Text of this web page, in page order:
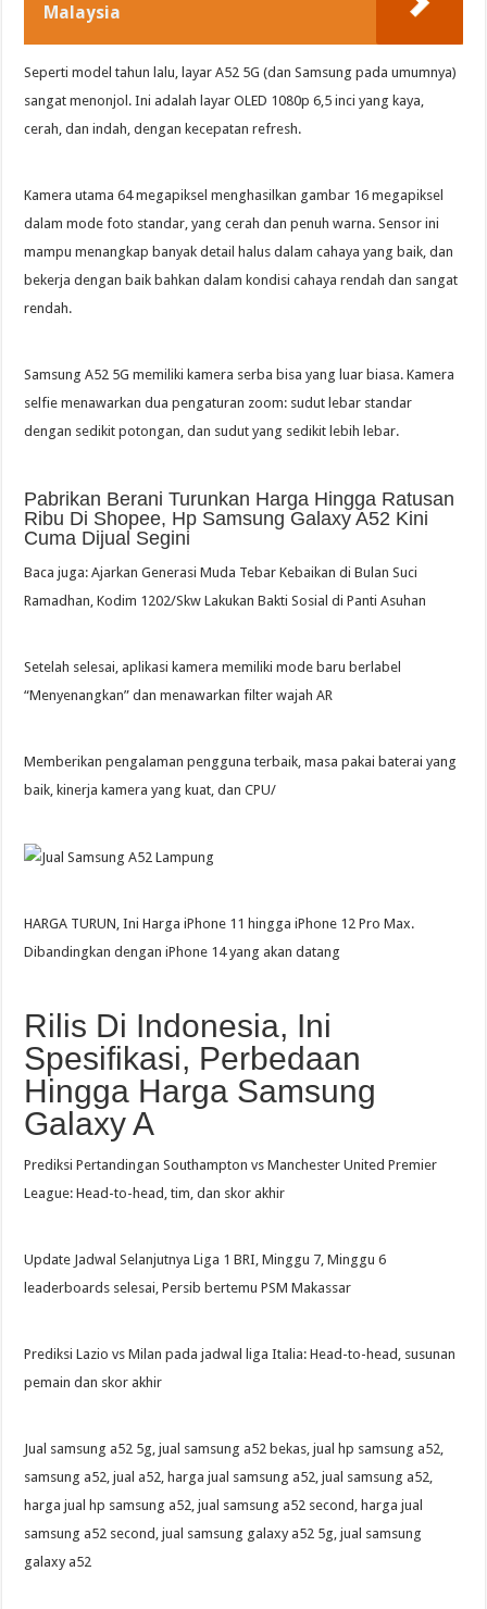
Malaysia
Seperti model tahun lalu, layar A52 5G (dan Samsung pada umumnya)
sangat menonjol. Ini adalah layar OLED 1080p 6,5 inci yang kaya,
cerah, dan indah, dengan kecepatan refresh.
Kamera utama 64 megapiksel menghasilkan gambar 16 megapiksel
dalam mode foto standar, yang cerah dan penuh warna. Sensor ini
mampu menangkap banyak detail halus dalam cahaya yang baik, dan
bekerja dengan baik bahkan dalam kondisi cahaya rendah dan sangat
rendah.
Samsung A52 5G memiliki kamera serba bisa yang luar biasa. Kamera
selfie menawarkan dua pengaturan zoom: sudut lebar standar
dengan sedikit potongan, dan sudut yang sedikit lebih lebar.
Pabrikan Berani Turunkan Harga Hingga Ratusan
Ribu Di Shopee, Hp Samsung Galaxy A52 Kini
Cuma Dijual Segini
Baca juga: Ajarkan Generasi Muda Tebar Kebaikan di Bulan Suci
Ramadhan, Kodim 1202/Skw Lakukan Bakti Sosial di Panti Asuhan
Setelah selesai, aplikasi kamera memiliki mode baru berlabel
“Menyenangkan” dan menawarkan filter wajah AR
Memberikan pengalaman pengguna terbaik, masa pakai baterai yang
baik, kinerja kamera yang kuat, dan CPU/
HARGA TURUN, Ini Harga iPhone 11 hingga iPhone 12 Pro Max.
Dibandingkan dengan iPhone 14 yang akan datang
Rilis Di Indonesia, Ini
Spesifikasi, Perbedaan
Hingga Harga Samsung
Galaxy A
Prediksi Pertandingan Southampton vs Manchester United Premier
League: Head-to-head, tim, dan skor akhir
Update Jadwal Selanjutnya Liga 1 BRI, Minggu 7, Minggu 6
leaderboards selesai, Persib bertemu PSM Makassar
Prediksi Lazio vs Milan pada jadwal liga Italia: Head-to-head, susunan
pemain dan skor akhir
Jual samsung a52 5g, jual samsung a52 bekas, jual hp samsung a52,
samsung a52, jual a52, harga jual samsung a52, jual samsung a52,
harga jual hp samsung a52, jual samsung a52 second, harga jual
samsung a52 second, jual samsung galaxy a52 5g, jual samsung
galaxy a52